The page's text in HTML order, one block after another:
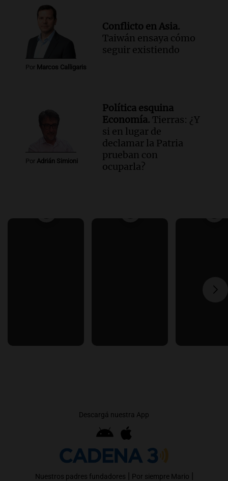
Por Marcos Calligaris
Conflicto en Asia.
Taiwán ensaya cómo
seguir existiendo
Por Adrián Simioni
Política esquina
Economía. Tierras: ¿Y
si en lugar de
declamar la Patria
prueban con
ocuparla?
Descargá nuestra App
Nuestros padres fundadores | Por siempre Mario |